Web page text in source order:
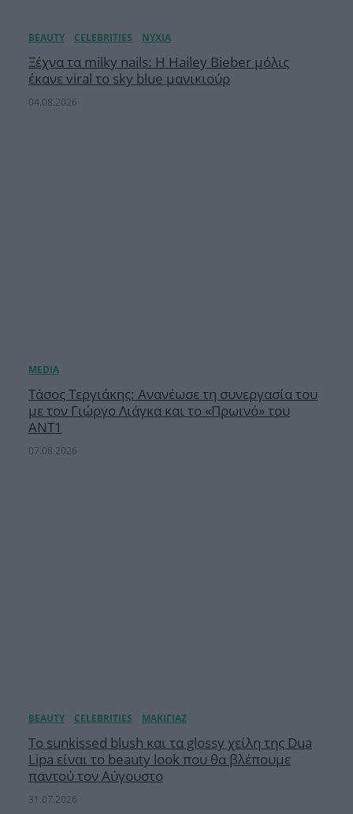
Ξέχνα τα milky nails: Η Hailey Bieber μόλις
έκανε viral το sky blue μανικιούρ
04.08.2026
Τάσος Τεργιάκης: Ανανέωσε τη συνεργασία του
με τον Γιώργο Λιάγκα και το «Πρωινό» του
ΑΝΤ1
07.08.2026
Το sunkissed blush και τα glossy χείλη της Dua
Lipa είναι το beauty look που θα βλέπουμε
παντού τον Αύγουστο
31.07.2026